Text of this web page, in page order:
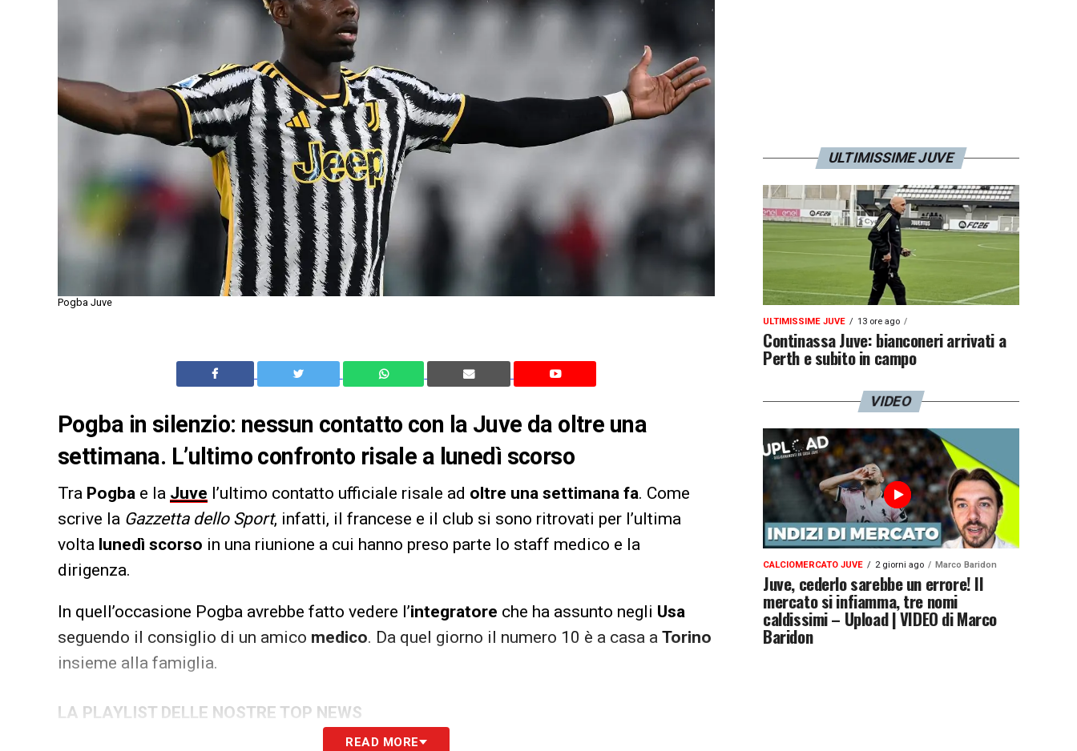
Pogba Juve
Pogba in silenzio: nessun contatto con la Juve da oltre una
settimana. L’ultimo confronto risale a lunedì scorso
Tra Pogba e la Juve l’ultimo contatto ufficiale risale ad oltre una settimana fa. Come
scrive la Gazzetta dello Sport, infatti, il francese e il club si sono ritrovati per l’ultima
volta lunedì scorso in una riunione a cui hanno preso parte lo staff medico e la
dirigenza.
In quell’occasione Pogba avrebbe fatto vedere l’integratore che ha assunto negli Usa
seguendo il consiglio di un amico medico. Da quel giorno il numero 10 è a casa a Torino
insieme alla famiglia.
LA PLAYLIST DELLE NOSTRE TOP NEWS
READ MORE
ULTIMISSIME JUVE
ULTIMISSIME JUVE 13 ore ago
Continassa Juve: bianconeri arrivati a
Perth e subito in campo
VIDEO
CALCIOMERCATO JUVE 2 giorni ago Marco Baridon
Juve, cederlo sarebbe un errore! Il
mercato si infiamma, tre nomi
caldissimi – Upload | VIDEO di Marco
Baridon